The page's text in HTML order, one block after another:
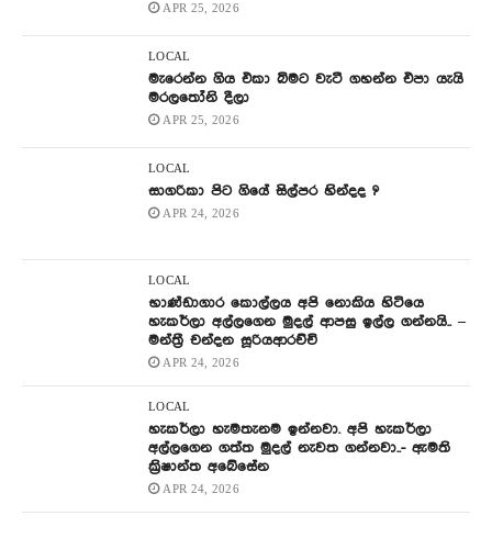
APR 25, 2026
LOCAL
මැරෙන්න ගිය එකා බිමට වැටී ගහන්න එපා යැයි
මරලතෝනි දීලා
APR 25, 2026
LOCAL
සාගරිකා පිට ගියේ සිල්පර හින්දද ?
APR 24, 2026
LOCAL
භාණ්ඩාගාර කොල්ලය අපි නොකිය හිටියෙ
හැකර්ලා අල්ලගෙන මුදල් ආපසු ඉල්ල ගන්නයි.. –
මන්ත්‍රී චන්දන සූරියආරච්චි
APR 24, 2026
LOCAL
හැකර්ලා හැමතැනම ඉන්නවා. අපි හැකර්ලා
අල්ලගෙන ගත්ත මුදල් නැවත ගන්නවා..- ඇමති
ක්‍රිෂාන්ත අබේසේන
APR 24, 2026